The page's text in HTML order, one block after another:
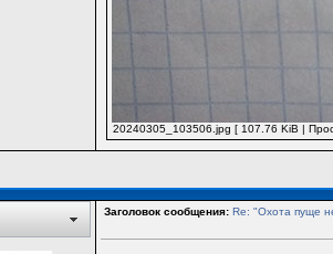
20240305_103506.jpg [ 107.76 KiB |
Заголовок сообщения: Re: "Охота пуще